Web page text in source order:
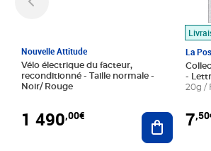
Nouvelle Attitude
Vélo électrique du facteur,
reconditionné - Taille normale -
Noir/ Rouge
1 490,00€ Ajouter
La
-
20g /
7